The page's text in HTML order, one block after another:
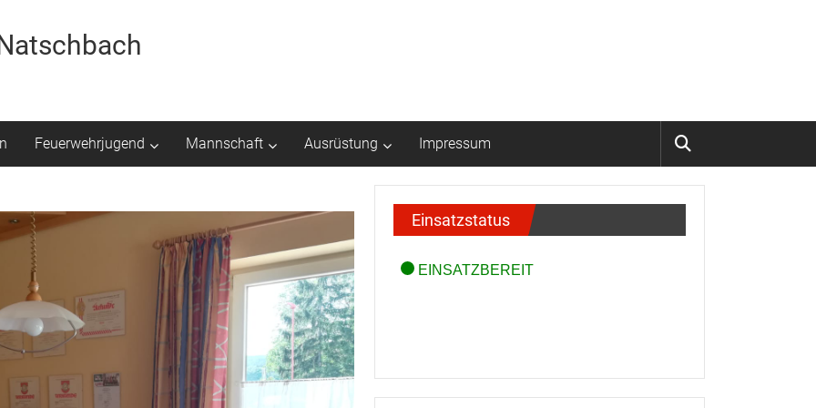
Feuerwehrjugend Mannschaft Ausrüstung Impressum
Einsatzstatus